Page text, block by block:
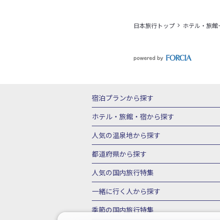
日本旅行トップ ホテル・旅館
宿泊プランから探す
北海道
東北 青森県
栃木県
群馬県 北陸 富山県 石
三重県
近畿 滋賀県 京都府 大
岡山県
広島県
ホテル・旅館・宿から探す
北海道ホテル・旅館
山形県ホテル・旅館
福島県ホテル・旅
千葉県ホテル・旅館
茨城県ホテル・旅
石川県ホテル・旅館
静岡県ホテル・旅館
京都府ホテル・旅館
大阪府ホテル・旅
人気の温泉地から探す
北海道
湯の川温泉(北海道)
川湯温泉(北海道)
層雲峡温泉(北海道)
鳴子温泉(宮城)
秋保温泉(宮城) 飯坂
鬼怒川温泉(栃木)
川治温泉(栃木)
伊豆箱根
箱根湯本温泉(神奈川)
都道府県から探す
北海道旅行・ツアー
山形旅行・ツアー
福島旅行・ツアー
茨城旅行・ツアー
栃木旅行・ツアー
甲信越
山梨旅行・ツアー 新潟旅行
人気の国内旅行特集
東京ディズニーリゾート®への旅
一緒に行く人から探す
一人旅 国内版
家族・子連れ旅行 国内版
季節の国内旅行特集